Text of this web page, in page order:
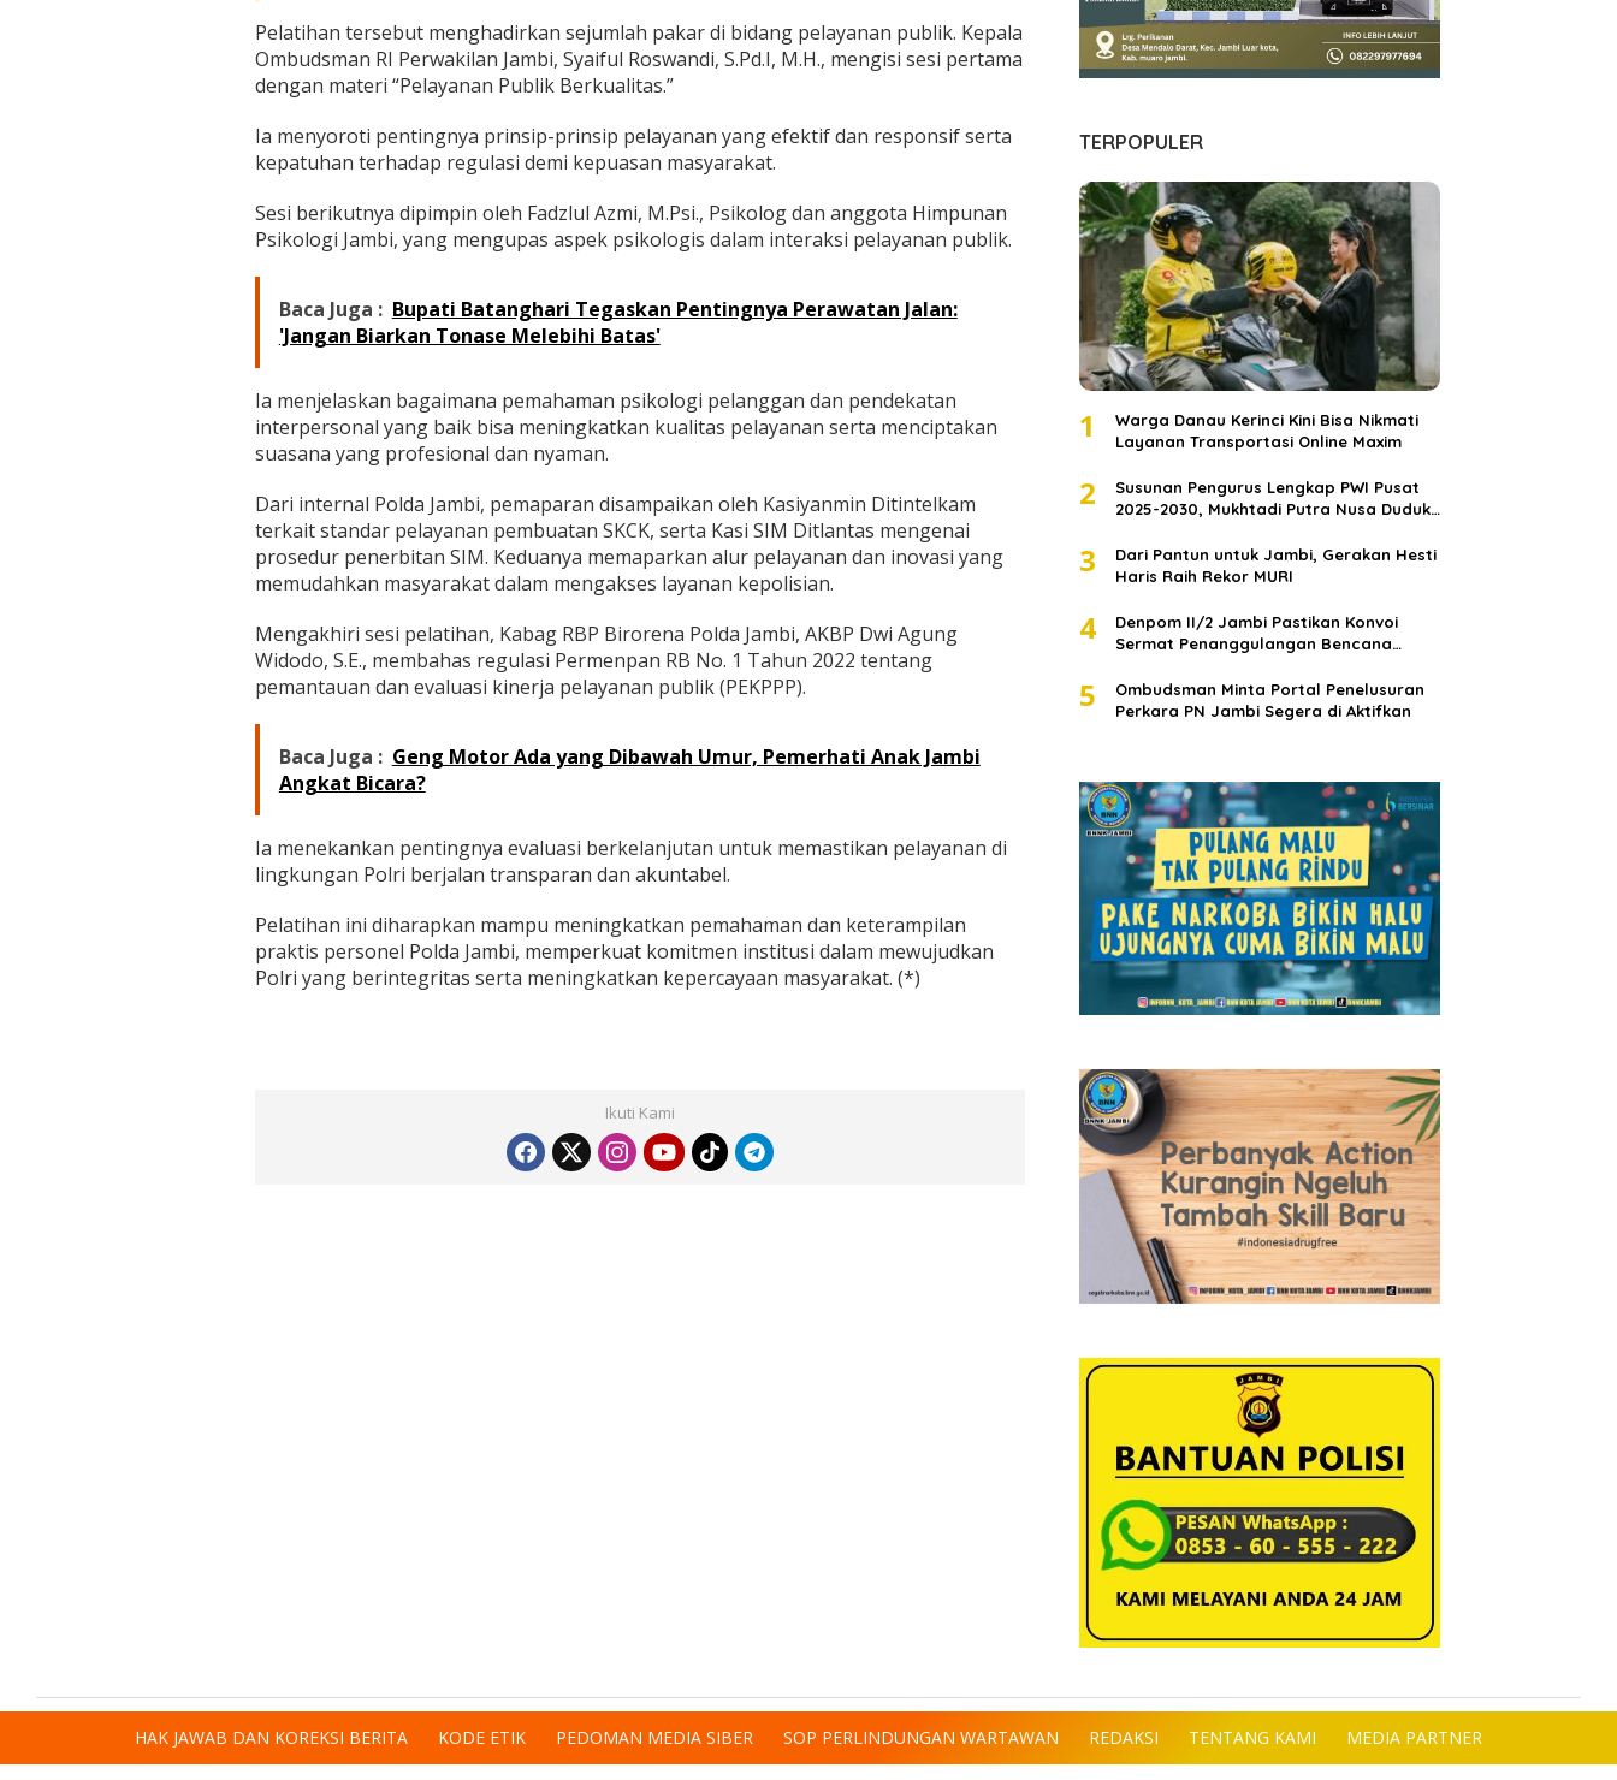
b
i
G
e
a
r
e
l
h
a
D
M
Pelatihan tersebut menghadirkan sejumlah pakar di bidang pelayanan publik. Kepala
Ombudsman RI Perwakilan Jambi, Syaiful Roswandi, S.Pd.I, M.H., mengisi sesi pertama
dengan materi “Pelayanan Publik Berkualitas.”
Ia menyoroti pentingnya prinsip-prinsip pelayanan yang efektif dan responsif serta
kepatuhan terhadap regulasi demi kepuasan masyarakat.
Sesi berikutnya dipimpin oleh Fadzlul Azmi, M.Psi., Psikolog dan anggota Himpunan
Psikologi Jambi, yang mengupas aspek psikologis dalam interaksi pelayanan publik.
Baca Juga : Bupati Batanghari Tegaskan Pentingnya Perawatan Jalan:
'Jangan Biarkan Tonase Melebihi Batas'
Ia menjelaskan bagaimana pemahaman psikologi pelanggan dan pendekatan
interpersonal yang baik bisa meningkatkan kualitas pelayanan serta menciptakan
suasana yang profesional dan nyaman.
Dari internal Polda Jambi, pemaparan disampaikan oleh Kasiyanmin Ditintelkam
terkait standar pelayanan pembuatan SKCK, serta Kasi SIM Ditlantas mengenai
prosedur penerbitan SIM. Keduanya memaparkan alur pelayanan dan inovasi yang
memudahkan masyarakat dalam mengakses layanan kepolisian.
Mengakhiri sesi pelatihan, Kabag RBP Birorena Polda Jambi, AKBP Dwi Agung
Widodo, S.E., membahas regulasi Permenpan RB No. 1 Tahun 2022 tentang
pemantauan dan evaluasi kinerja pelayanan publik (PEKPPP).
Baca Juga : Geng Motor Ada yang Dibawah Umur, Pemerhati Anak Jambi
Angkat Bicara?
Ia menekankan pentingnya evaluasi berkelanjutan untuk memastikan pelayanan di
lingkungan Polri berjalan transparan dan akuntabel.
Pelatihan ini diharapkan mampu meningkatkan pemahaman dan keterampilan
praktis personel Polda Jambi, memperkuat komitmen institusi dalam mewujudkan
Polri yang berintegritas serta meningkatkan kepercayaan masyarakat. (*)
Ikuti Kami
TERPOPULER
1
Warga Danau Kerinci Kini Bisa Nikmati
Layanan Transportasi Online Maxim
2
Susunan Pengurus Lengkap PWI Pusat
2025-2030, Mukhtadi Putra Nusa Duduki
3
Dari Pantun untuk Jambi, Gerakan Hesti
Haris Raih Rekor MURI
4
Denpom II/2 Jambi Pastikan Konvoi
Sermat Penanggulangan Bencana
5
Ombudsman Minta Portal Penelusuran
Perkara PN Jambi Segera di Aktifkan
HAK JAWAB DAN KOREKSI BERITA KODE ETIK PEDOMAN MEDIA SIBER SOP PERLINDUNGAN WARTAWAN REDAKSI TENTANG KAMI MEDIA PARTNER